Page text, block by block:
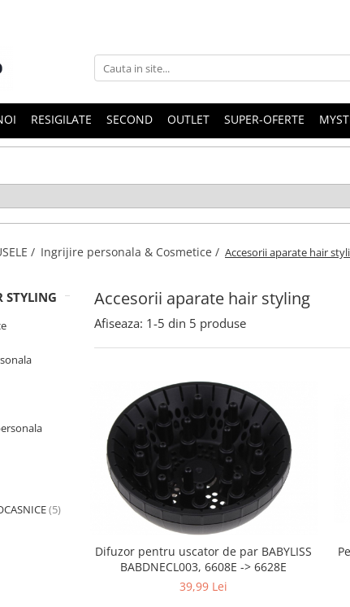
RESIGILATE SECOND OUTLET SUPER-OFERTE
/ Ingrijire personala & Cosmetice / Accesorii aparate hair
Accesorii aparate hair styling
STYLING
(5)
Afiseaza: 1-5 din 5 produse
Difuzor pentru uscator de par BABYLISS
BABDNECL003, 6608E -> 6628E
39,99 Lei